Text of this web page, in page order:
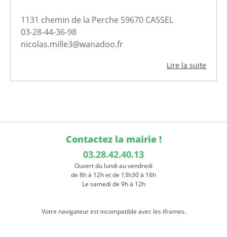
1131 chemin de la Perche 59670 CASSEL
03-28-44-36-98
nicolas.mille3@wanadoo.fr
Lire la suite
Contactez la mairie !
03.28.42.40.13
Ouvert du lundi au vendredi
de 8h à 12h et de 13h30 à 16h
Le samedi de 9h à 12h
Votre navigateur est incompatible avec les iframes.